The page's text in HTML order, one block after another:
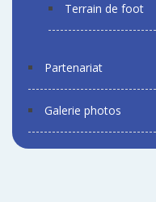
Terrain de foot
Partenariat
Galerie photos